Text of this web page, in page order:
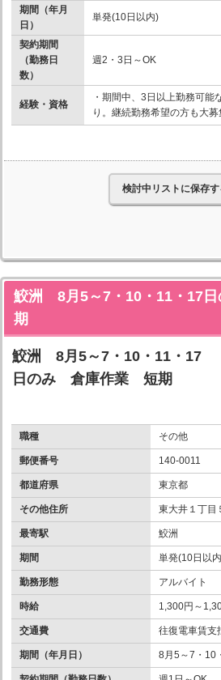
期間（年月
日）
単発(10日以内)
契約期間
（勤務日
数）
週2・3日～OK
経験・資格
・期間中、3日以上勤務可
り。継続勤務希望の方も大
検討中リストに保存す
鮫洲 8月5～7・10・11・17
期
鮫洲 8月5～7・10・11・17
日のみ 倉庫作業 短期
職種 その他
郵便番号 140-0011
都道府県 東京都
その他住所 東大井１丁目
最寄駅 鮫洲
期間 単発(10日以
勤務形態 アルバイト
時給 1,300円～
交通費 往復電車賃支
期間（年月日） 8月5～7・10